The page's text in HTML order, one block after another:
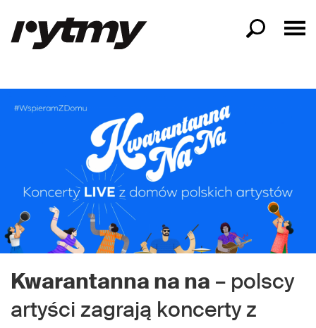
Kwarantanna na na – polscy
artyści zagrają koncerty z